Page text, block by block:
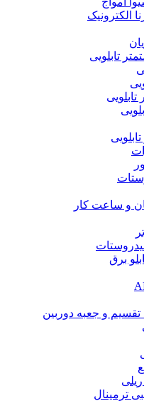
الکترونیک
تابلویی
و ساعت کار
برق
و جعبه دوربین
ترمینال